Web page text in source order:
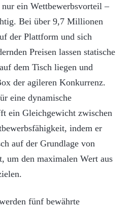
ein Wettbewerbsvorteil –
Bei über 9,7 Millionen
der Plattform und sich
Preisen lassen statische
dem Tisch liegen und
der agileren Konkurrenz.
eine dynamische
ein Gleichgewicht zwischen
indem er
auf der Grundlage von
um den maximalen Wert aus
fünf bewährte